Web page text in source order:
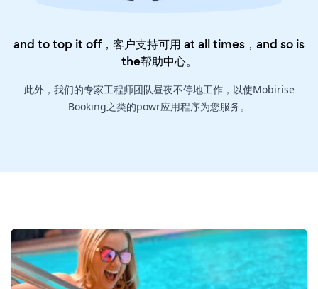
and to top it off，客户支持可用 at all times，and so is
the帮助中心。
此外，我们的专家工程师团队昼夜不停地工作，以使Mobirise
Booking之类的powr应用程序为您服务。